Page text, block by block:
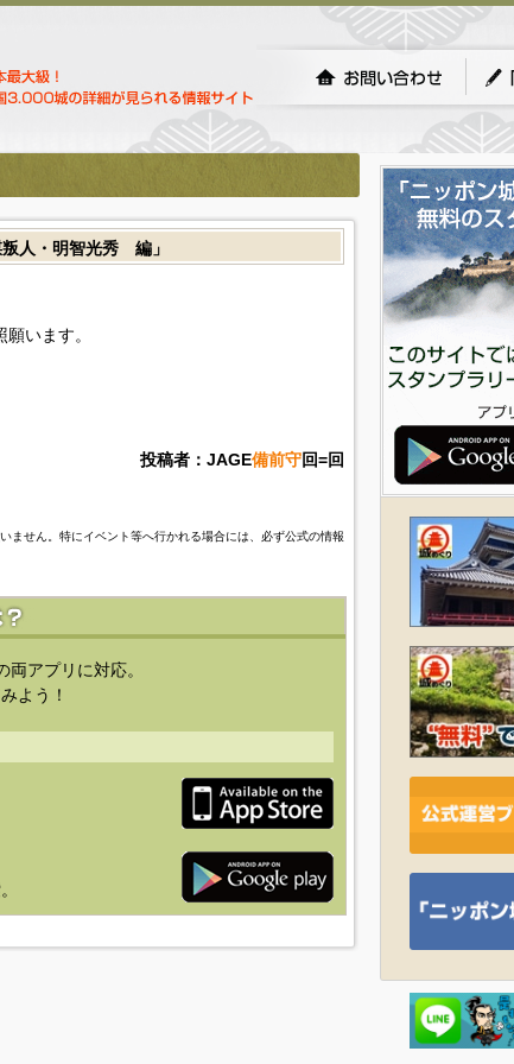
人・明智光秀 編」
います。
投稿者：JAGE備前守回=回
せん。特にイベント等へ行かれる場合には、必ず公式の情報
アプリに対応。
よう！